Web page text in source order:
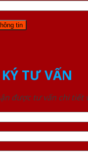
TƯ VẤN
được tư vấn chi tiết